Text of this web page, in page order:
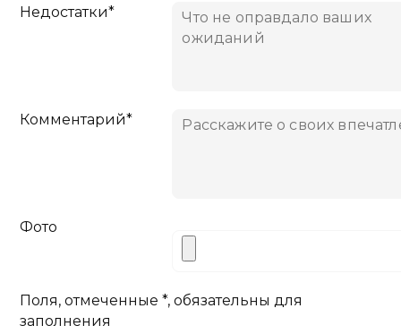
Недостатки*
Комментарий*
Фото
Поля, отмеченные *, обязательны для
заполнения